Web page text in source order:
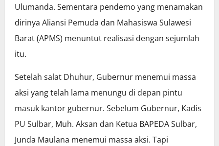
Ulumanda. Sementara pendemo yang menamakan
dirinya Aliansi Pemuda dan Mahasiswa Sulawesi
Barat (APMS) menuntut realisasi dengan sejumlah
itu.
Setelah salat Dhuhur, Gubernur menemui massa
aksi yang telah lama menungu di depan pintu
masuk kantor gubernur. Sebelum Gubernur, Kadis
PU Sulbar, Muh. Aksan dan Ketua BAPEDA Sulbar,
Junda Maulana menemui massa aksi. Tapi